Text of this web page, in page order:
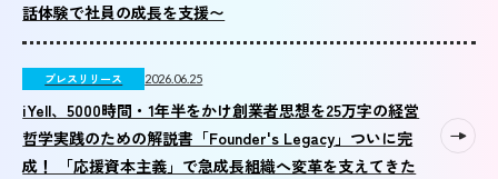
話体験で社員の成長を支援〜
プレスリリース 2026.06.25
iYell、5000時間・1年半をかけ創業者思想を25万字の経営
哲学実践のための解説書「Founder's Legacy」ついに完
成！ 「応援資本主義」で急成長組織へ変革を支えてきた